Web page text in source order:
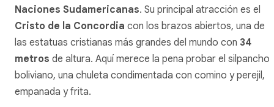
Naciones Sudamericanas. Su principal atracción es el
Cristo de la Concordia con los brazos abiertos, una de
las estatuas cristianas más grandes del mundo con 34
metros de altura. Aquí merece la pena probar el silpancho
boliviano, una chuleta condimentada con comino y perejil,
empanada y frita.